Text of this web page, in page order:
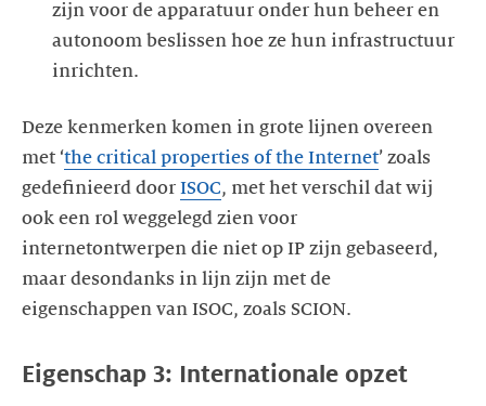
zijn voor de apparatuur onder hun beheer en
autonoom beslissen hoe ze hun infrastructuur
inrichten.
Deze kenmerken komen in grote lijnen overeen
met ‘the critical properties of the Internet’ zoals
gedefinieerd door ISOC, met het verschil dat wij
ook een rol weggelegd zien voor
internetontwerpen die niet op IP zijn gebaseerd,
maar desondanks in lijn zijn met de